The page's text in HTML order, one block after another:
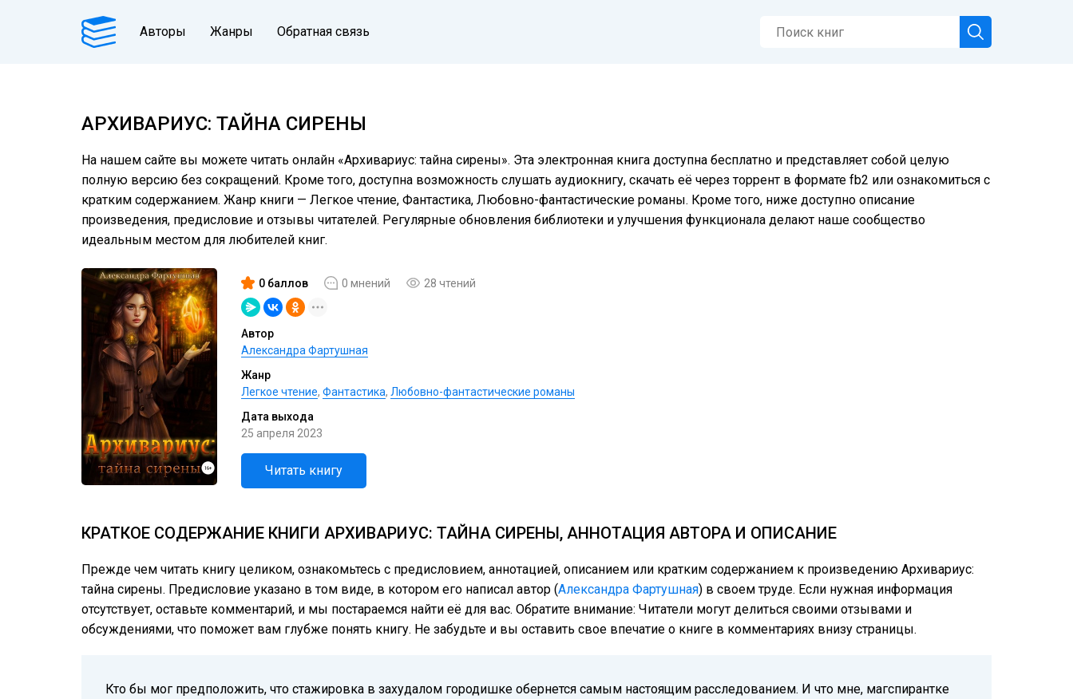
Авторы Жанры Обратная связь
АРХИВАРИУС: ТАЙНА СИРЕНЫ
На нашем сайте вы можете читать онлайн «Архивариус: тайна сирены». Эта электронная книга доступна бесплатно и представляет собой целую
полную версию без сокращений. Кроме того, доступна возможность слушать аудиокнигу, скачать её через торрент в формате fb2 или ознакомиться с
кратким содержанием. Жанр книги — Легкое чтение, Фантастика, Любовно-фантастические романы. Кроме того, ниже доступно описание
произведения, предисловие и отзывы читателей. Регулярные обновления библиотеки и улучшения функционала делают наше сообщество
идеальным местом для любителей книг.
0 баллов 0 мнений 28 чтений
Автор
Александра Фартушная
Жанр
Легкое чтение, Фантастика, Любовно-фантастические романы
Дата выхода
25 апреля 2023
Читать книгу
КРАТКОЕ СОДЕРЖАНИЕ КНИГИ АРХИВАРИУС: ТАЙНА СИРЕНЫ, АННОТАЦИЯ АВТОРА И ОПИСАНИЕ
Прежде чем читать книгу целиком, ознакомьтесь с предисловием, аннотацией, описанием или кратким содержанием к произведению Архивариус:
тайна сирены. Предисловие указано в том виде, в котором его написал автор (Александра Фартушная) в своем труде. Если нужная информация
отсутствует, оставьте комментарий, и мы постараемся найти её для вас. Обратите внимание: Читатели могут делиться своими отзывами и
обсуждениями, что поможет вам глубже понять книгу. Не забудьте и вы оставить свое впечатие о книге в комментариях внизу страницы.
Кто бы мог предположить, что стажировка в захудалом городишке обернется самым настоящим расследованием. И что мне, магспирантке